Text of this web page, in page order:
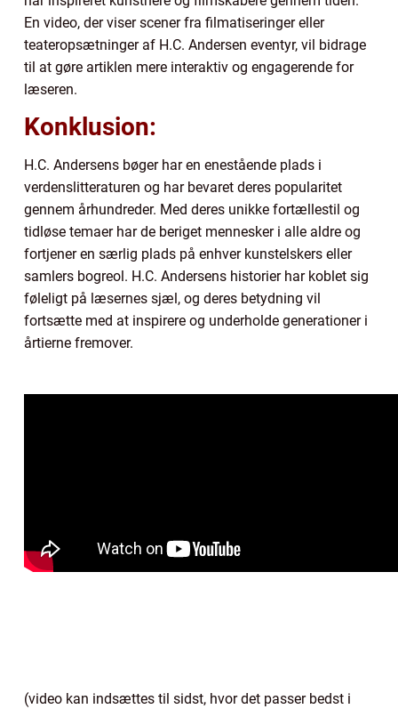
En video, der viser scener fra filmatiseringer eller
teateropsætninger af H.C. Andersen eventyr, vil bidrage
til at gøre artiklen mere interaktiv og engagerende for
læseren.
Konklusion:
H.C. Andersens bøger har en enestående plads i
verdenslitteraturen og har bevaret deres popularitet
gennem århundreder. Med deres unikke fortællestil og
tidløse temaer har de beriget mennesker i alle aldre og
fortjener en særlig plads på enhver kunstelskers eller
samlers bogreol. H.C. Andersens historier har koblet sig
føleligt på læsernes sjæl, og deres betydning vil
fortsætte med at inspirere og underholde generationer i
årtierne fremover.
(video kan indsættes til sidst, hvor det passer bedst i